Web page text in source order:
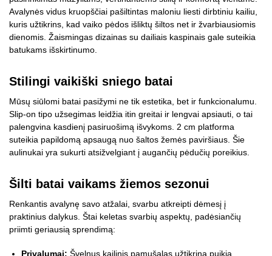
Avalynės vidus kruopščiai pašiltintas maloniu liesti dirbtiniu kailiu,
kuris užtikrins, kad vaiko pėdos išliktų šiltos net ir žvarbiausiomis
dienomis. Žaismingas dizainas su dailiais kaspinais gale suteikia
batukams išskirtinumo.
Stilingi vaikiški sniego batai
Mūsų siūlomi batai pasižymi ne tik estetika, bet ir funkcionalumu.
Slip-on tipo užsegimas leidžia itin greitai ir lengvai apsiauti, o tai
palengvina kasdienį pasiruošimą išvykoms. 2 cm platforma
suteikia papildomą apsaugą nuo šaltos žemės paviršiaus. Šie
aulinukai yra sukurti atsižvelgiant į augančių pėdučių poreikius.
Šilti batai vaikams žiemos sezonui
Renkantis avalynę savo atžalai, svarbu atkreipti dėmesį į
praktinius dalykus. Štai keletas svarbių aspektų, padėsiančių
priimti geriausią sprendimą:
Privalumai: Švelnus kailinis pamušalas užtikrina puikią